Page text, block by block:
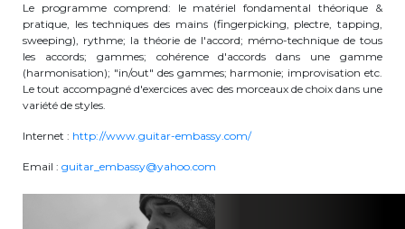
BE52 3101 4777 1809
Coordination & Direction
+32 (0)2 375 94 84
coordination@apeee-bxl1-services.be
Le programme comprend: le matériel fondamental théorique &
pratique, les techniques des mains (fingerpicking, plectre, tapping,
sweeping), rythme; la théorie de l'accord; mémo-technique de tous
les accords; gammes; cohérence d'accords dans une gamme
(harmonisation); "in/out" des gammes; harmonie; improvisation etc.
Le tout accompagné d'exercices avec des morceaux de choix dans une
variété de styles.
Internet : http://www.guitar-embassy.com/
Email : guitar_embassy@yahoo.com